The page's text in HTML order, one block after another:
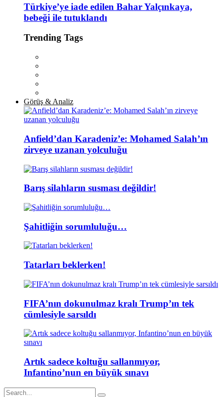
Türkiye’ye iade edilen Bahar Yalçınkaya,
bebeği ile tutuklandı
Trending Tags
Görüş & Analiz
Anfield’dan Karadeniz’e: Mohamed Salah’ın
zirveye uzanan yolculuğu
Barış silahların susması değildir!
Şahitliğin sorumluluğu…
Tatarları beklerken!
FIFA’nın dokunulmaz kralı Trump’ın tek
cümlesiyle sarsıldı
Artık sadece koltuğu sallanmıyor,
Infantino’nun en büyük sınavı